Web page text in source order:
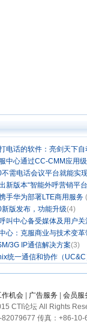
电话的软件：亮剑天下自
中心通过CC-CMM应用
不需电话会议平台就能实
新版本“智能外呼营销平
手华为部署LTE商用服务
版发布，功能升级(4)
叫中心备受媒体及用户关
心：克服商业与技术变革
3G IP通信解决方案(3)
统一通信和协作（UC&C
作机会 广告服务 会员服
CTI论坛 All Rights
传真：+86-